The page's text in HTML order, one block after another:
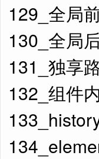
129_全局
130_全局
131_独享
132_组件